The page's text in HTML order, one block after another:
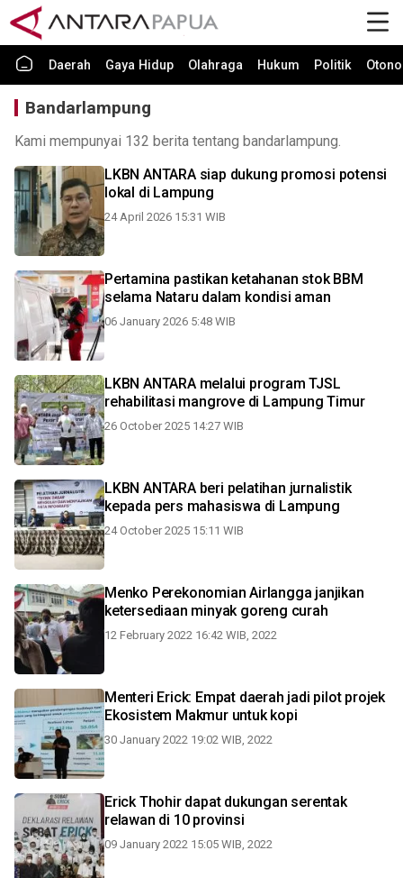
Daerah Gaya Hidup Olahraga Hukum Politik
Bandarlampung
Kami mempunyai 132 berita tentang bandarlampung.
LKBN ANTARA siap dukung promosi potensi
lokal di Lampung
24 April 2026 15:31 WIB
Pertamina pastikan ketahanan stok BBM
selama Nataru dalam kondisi aman
06 January 2026 5:48 WIB
LKBN ANTARA melalui program TJSL
rehabilitasi mangrove di Lampung Timur
26 October 2025 14:27 WIB
LKBN ANTARA beri pelatihan jurnalistik
kepada pers mahasiswa di Lampung
24 October 2025 15:11 WIB
Menko Perekonomian Airlangga janjikan
ketersediaan minyak goreng curah
12 February 2022 16:42 WIB, 2022
Menteri Erick: Empat daerah jadi pilot projek
Ekosistem Makmur untuk kopi
30 January 2022 19:02 WIB, 2022
Erick Thohir dapat dukungan serentak
relawan di 10 provinsi
09 January 2022 15:05 WIB, 2022